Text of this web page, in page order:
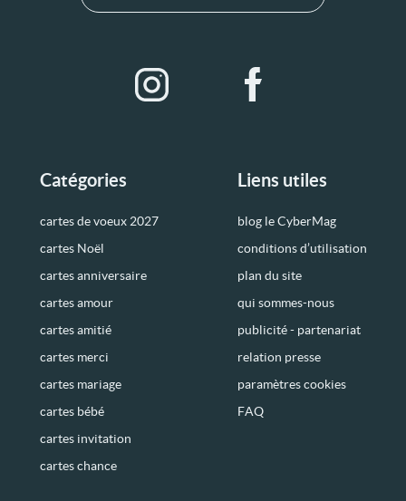
Catégories
cartes de voeux 2027
cartes Noël
cartes anniversaire
cartes amour
cartes amitié
cartes merci
cartes mariage
cartes bébé
cartes invitation
cartes chance
Liens utiles
blog le CyberMag
conditions d’utilisation
plan du site
qui sommes-nous
publicité - partenariat
relation presse
paramètres cookies
FAQ